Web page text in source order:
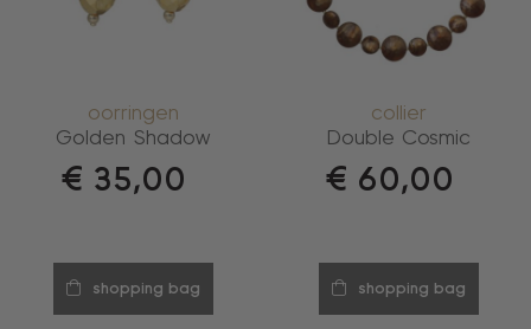
oorringen
Golden Shadow
€ 35,00
shopping bag
collier
Double Cosmic
€ 60,00
shopping bag